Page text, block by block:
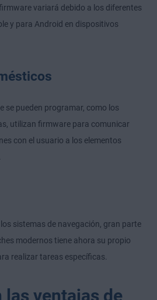
variará debido a los diferentes
y para Android en dispositivos
se pueden programar, como los
utilizan firmware para comunicar
con el usuario a los elementos
sistemas de navegación, gran parte
modernos tiene ahora su propio
realizar tareas específicas.
las ventajas de